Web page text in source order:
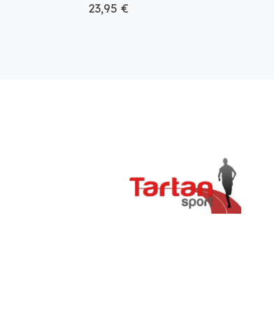
23,95 €